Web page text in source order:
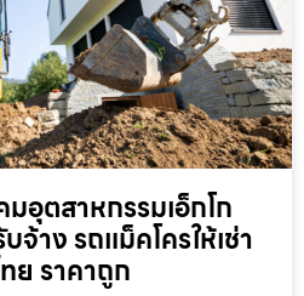
มอุตสาหกรรมเอ็กโก
จ้าง รถแม็คโครให้เช่า
ย ราคาถูก